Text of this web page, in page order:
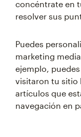
concéntrate en
resolver sus
Puedes
marketing
ejemplo,
visitaron tu sitio
artículos que
navegación en